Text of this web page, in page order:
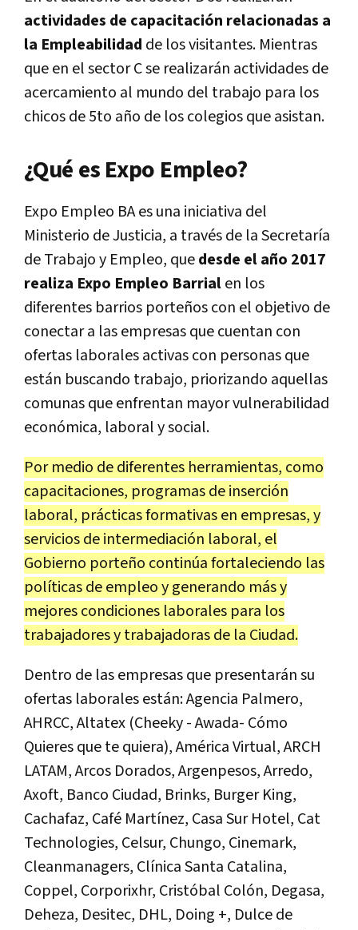
actividades de capacitación relacionadas a
la Empleabilidad de los visitantes. Mientras
que en el sector C se realizarán actividades de
acercamiento al mundo del trabajo para los
chicos de 5to año de los colegios que asistan.
¿Qué es Expo Empleo?
Expo Empleo BA es una iniciativa del
Ministerio de Justicia, a través de la Secretaría
de Trabajo y Empleo, quedesde el año 2017
realiza Expo Empleo Barrialen los
diferentes barrios porteños con el objetivo de
conectar a las empresas que cuentan con
ofertas laborales activas con personas que
están buscando trabajo, priorizando aquellas
comunas que enfrentan mayor vulnerabilidad
económica, laboral y social.
Por medio de diferentes herramientas, como
capacitaciones, programas de inserción
laboral, prácticas formativas en empresas, y
servicios de intermediación laboral, el
Gobierno porteño continúa fortaleciendo las
políticas de empleo y generando más y
mejores condiciones laborales para los
trabajadores y trabajadoras de la Ciudad.
Dentro de las empresas que presentarán su
ofertas laborales están: Agencia Palmero,
AHRCC, Altatex (Cheeky - Awada- Cómo
Quieres que te quiera), América Virtual, ARCH
LATAM, Arcos Dorados, Argenpesos, Arredo,
Axoft, Banco Ciudad, Brinks, Burger King,
Cachafaz, Café Martínez, Casa Sur Hotel, Cat
Technologies, Celsur, Chungo, Cinemark,
Cleanmanagers, Clínica Santa Catalina,
Coppel, Corporixhr, Cristóbal Colón, Degasa,
Deheza, Desitec, DHL, Doing +, Dulce de